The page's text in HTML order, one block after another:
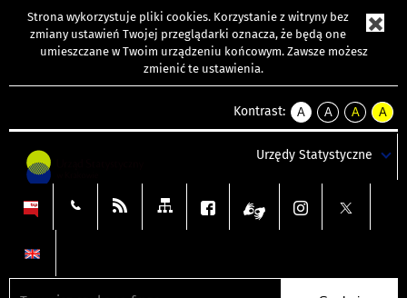
Strona wykorzystuje pliki cookies. Korzystanie z witryny bez
zmiany ustawień Twojej przeglądarki oznacza, że będą one
umieszczane w Twoim urządzeniu końcowym. Zawsze możesz
zmienić te ustawienia.
Kontrast:
A
kontrast
A
kontrast
tekst
czarnym
A
kontrast
tekst
czarnym
A
tekst
żółtym
Urzędy Statystyczne